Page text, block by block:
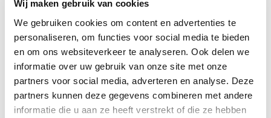
Wij maken gebruik van cookies
We gebruiken cookies om content en advertenties te
personaliseren, om functies voor social media te bieden
en om ons websiteverkeer te analyseren. Ook delen we
informatie over uw gebruik van onze site met onze
partners voor social media, adverteren en analyse. Deze
partners kunnen deze gegevens combineren met andere
informatie die u aan ze heeft verstrekt of die ze hebben
Interview
Marion Koopmans over online
bedreigingen en desinformatie:
‘Wetenschappers, kom die
ivoren toren uit’